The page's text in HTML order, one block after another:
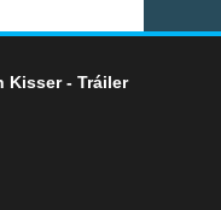
Kisser - Tráiler